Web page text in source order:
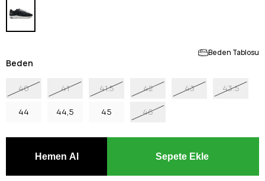
Beden Tablosu
Beden
40 41 41.5 42 43 43.5
44 44,5 45 46